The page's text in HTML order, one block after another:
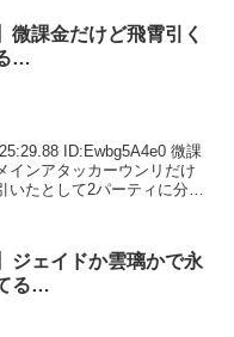
微課金だけど飛霄引く
…
ID:Ewbg5A4e0 微課
インアタッカーウンリだけ
いたとして2パーティに分け
ジェイドか雲璃かで永
る…